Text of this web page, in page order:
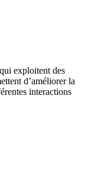
exploitent des
d’améliorer la
interactions